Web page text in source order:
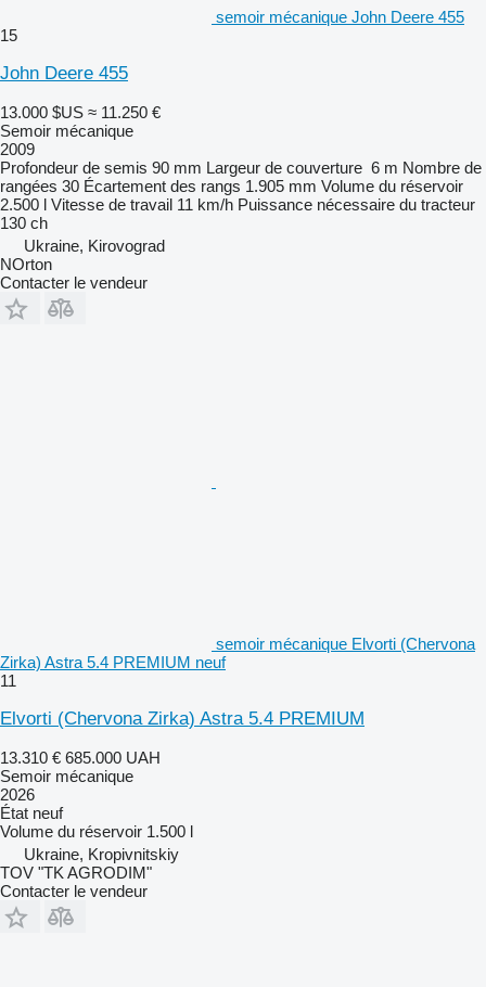
semoir mécanique John Deere 455
15
John Deere 455
13.000 $US ≈ 11.250 €
Semoir mécanique
2009
Profondeur de semis 90 mm Largeur de couverture 6 m Nombre de
rangées 30 Écartement des rangs 1.905 mm Volume du réservoir
2.500 l Vitesse de travail 11 km/h Puissance nécessaire du tracteur
130 ch
Ukraine, Kirovograd
NOrton
Contacter le vendeur
semoir mécanique Elvorti (Chervona
Zirka) Astra 5.4 PREMIUM neuf
11
Elvorti (Chervona Zirka) Astra 5.4 PREMIUM
13.310 € 685.000 UAH
Semoir mécanique
2026
État neuf
Volume du réservoir 1.500 l
Ukraine, Kropivnitskiy
TOV "TK AGRODIM"
Contacter le vendeur